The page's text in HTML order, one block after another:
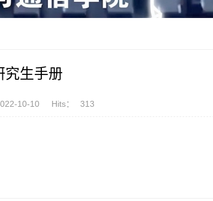
究生手册
10-10 Hits： 313